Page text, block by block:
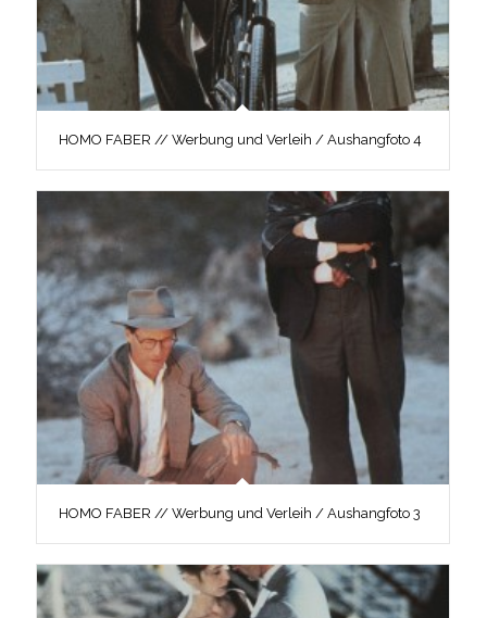
HOMO FABER // Werbung und Verleih / Aushangfoto 4
HOMO FABER // Werbung und Verleih / Aushangfoto 3